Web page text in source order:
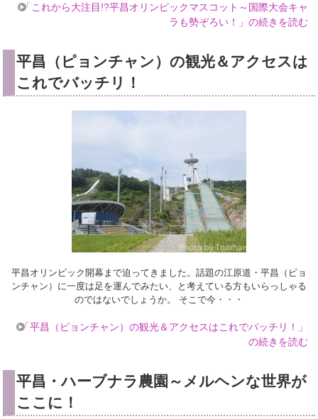
「これから大注目!?平昌オリンピックマスコット～国際大会キャ
ラも勢ぞろい！」の続きを読む
平昌（ピョンチャン）の観光＆アクセスは
これでバッチリ！
平昌オリンピック開幕まで迫ってきました。話題の江原道・平昌（ピョ
ンチャン）に一度は足を運んでみたい、と考えている方もいらっしゃる
のではないでしょうか。 そこで今・・・
「平昌（ピョンチャン）の観光＆アクセスはこれでバッチリ！」
の続きを読む
平昌・ハーブナラ農園～メルヘンな世界が
ここに！